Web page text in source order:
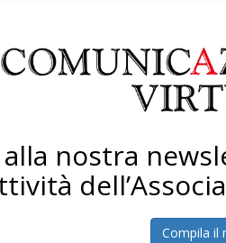
Dimenticato la password?
(AN) - P. IVA 02450370420
nostra
Compila il